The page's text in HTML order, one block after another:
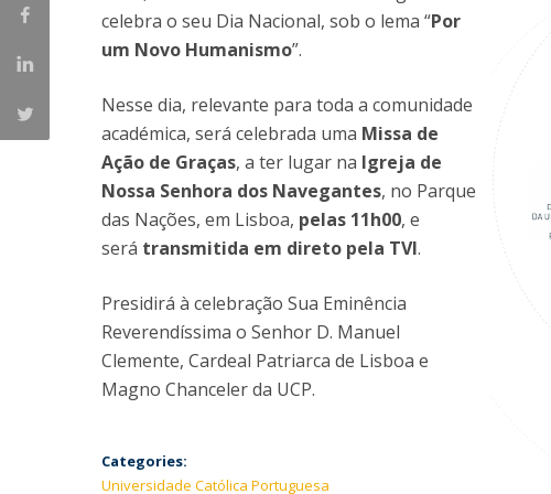
Student Ombudsman
National
Internacionais
celebra o seu Dia Nacional, sob o lema “Por
um Novo Humanismo”.
Nesse dia, relevante para toda a comunidade
académica, será celebrada uma Missa de
Ação de Graças, a ter lugar na Igreja de
Nossa Senhora dos Navegantes, no Parque
das Nações, em Lisboa, pelas 11h00, e
será transmitida em direto pela TVI.
Presidirá à celebração Sua Eminência
Reverendíssima o Senhor D. Manuel
Clemente, Cardeal Patriarca de Lisboa e
Magno Chanceler da UCP.
Categories:
Universidade Católica Portuguesa